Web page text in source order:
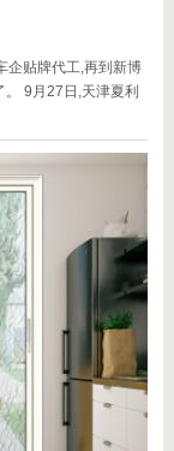
企贴牌代工,再到新博
9月27日,天津夏利